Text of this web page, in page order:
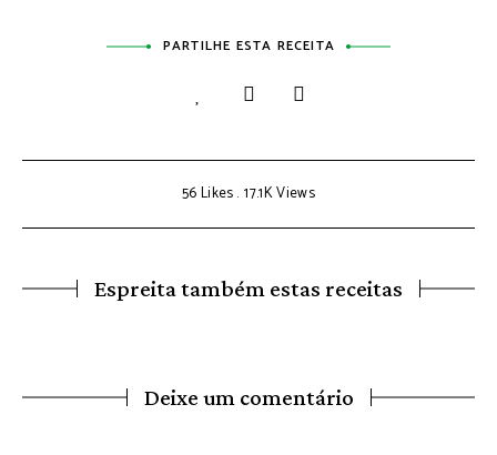
PARTILHE ESTA RECEITA
56Likes 17.1KViews
Espreita também estas receitas
Deixe um comentário